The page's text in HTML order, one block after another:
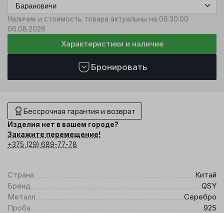
Наличие и стоимость товара актуальны на 06:30:00
06.08.2026
Характеристики и наличие
Бронировать
Бессрочная гарантия и возврат
Изделия нет в вашем городе?
Закажите перемещение!
+375 (29) 689-77-78
Страна
Китай
Бренд
QSY
Металл
Серебро
Проба
925